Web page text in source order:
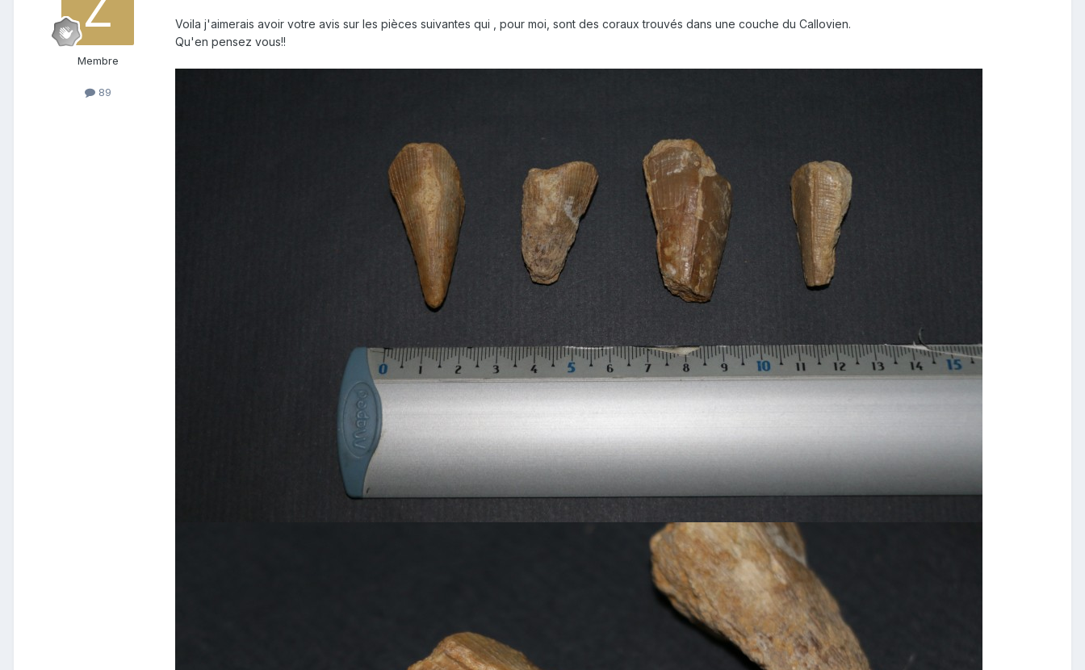
Membre
89
Voila j'aimerais avoir votre avis sur les pièces suivantes qui , pour moi, sont des coraux trouvés dans une couche du Callovien.
Qu'en pensez vous!!